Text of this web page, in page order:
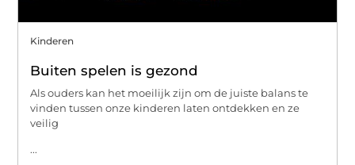
Kinderen
Buiten spelen is gezond
Als ouders kan het moeilijk zijn om de juiste balans te
vinden tussen onze kinderen laten ontdekken en ze
veilig
...